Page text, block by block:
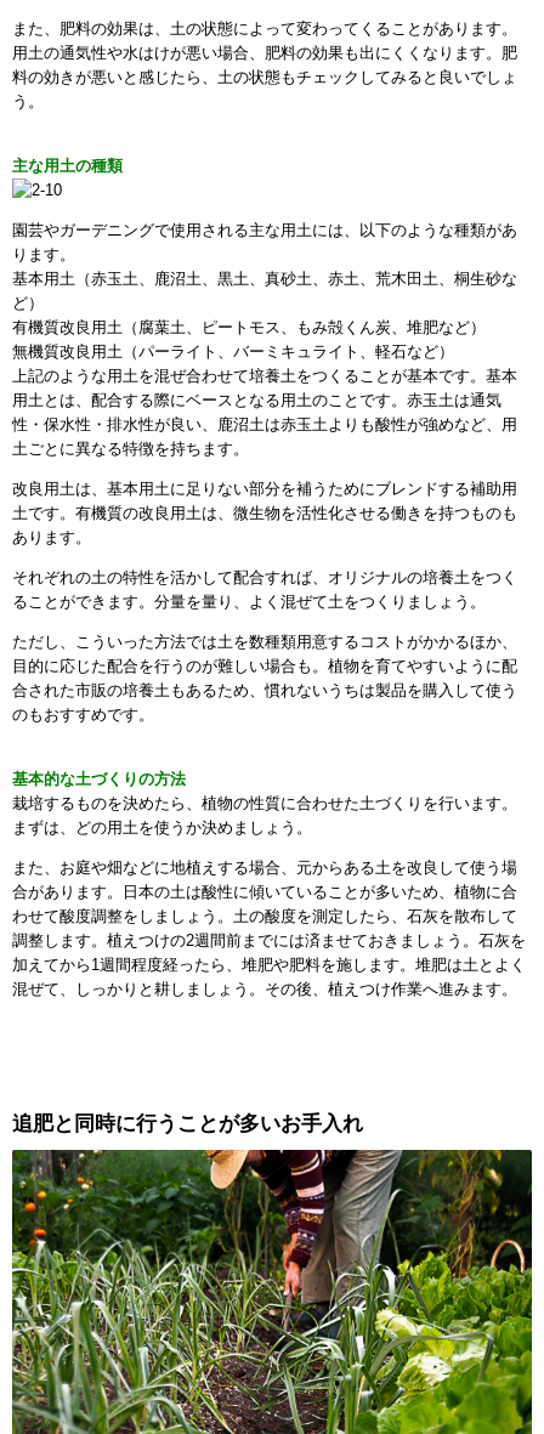
また、肥料の効果は、土の状態によって変わってくることがあります。
用土の通気性や水はけが悪い場合、肥料の効果も出にくくなります。肥
料の効きが悪いと感じたら、土の状態もチェックしてみると良いでしょ
う。
主な用土の種類
園芸やガーデニングで使用される主な用土には、以下のような種類があ
ります。
基本用土（赤玉土、鹿沼土、黒土、真砂土、赤土、荒木田土、桐生砂な
ど）
有機質改良用土（腐葉土、ピートモス、もみ殻くん炭、堆肥など）
無機質改良用土（パーライト、バーミキュライト、軽石など）
上記のような用土を混ぜ合わせて培養土をつくることが基本です。基本
用土とは、配合する際にベースとなる用土のことです。赤玉土は通気
性・保水性・排水性が良い、鹿沼土は赤玉土よりも酸性が強めなど、用
土ごとに異なる特徴を持ちます。
改良用土は、基本用土に足りない部分を補うためにブレンドする補助用
土です。有機質の改良用土は、微生物を活性化させる働きを持つものも
あります。
それぞれの土の特性を活かして配合すれば、オリジナルの培養土をつく
ることができます。分量を量り、よく混ぜて土をつくりましょう。
ただし、こういった方法では土を数種類用意するコストがかかるほか、
目的に応じた配合を行うのが難しい場合も。植物を育てやすいように配
合された市販の培養土もあるため、慣れないうちは製品を購入して使う
のもおすすめです。
基本的な土づくりの方法
栽培するものを決めたら、植物の性質に合わせた土づくりを行います。
まずは、どの用土を使うか決めましょう。
また、お庭や畑などに地植えする場合、元からある土を改良して使う場
合があります。日本の土は酸性に傾いていることが多いため、植物に合
わせて酸度調整をしましょう。土の酸度を測定したら、石灰を散布して
調整します。植えつけの2週間前までには済ませておきましょう。石灰を
加えてから1週間程度経ったら、堆肥や肥料を施します。堆肥は土とよく
混ぜて、しっかりと耕しましょう。その後、植えつけ作業へ進みます。
追肥と同時に行うことが多いお手入れ